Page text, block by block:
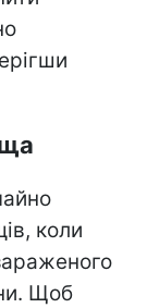
коли
Щоб